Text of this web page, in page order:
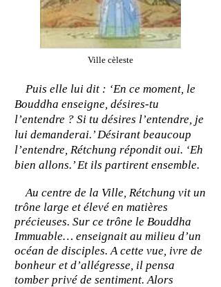
Ville cèleste
Puis elle lui dit : ‘En ce moment, le
Bouddha enseigne, désires-tu
l’entendre ? Si tu désires l’entendre, je
lui demanderai.’ Désirant beaucoup
l’entendre, Rétchung répondit oui. ‘Eh
bien allons.’ Et ils partirent ensemble.
Au centre de la Ville, Rétchung vit un
trône large et élevé en matières
précieuses. Sur ce trône le Bouddha
Immuable… enseignait au milieu d’un
océan de disciples. A cette vue, ivre de
bonheur et d’allégresse, il pensa
tomber privé de sentiment. Alors